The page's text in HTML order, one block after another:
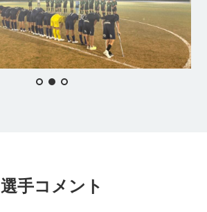
選手コメント